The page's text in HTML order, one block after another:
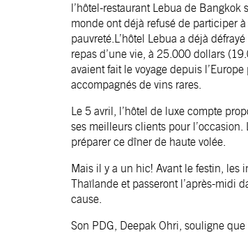
l’hôtel-restaurant Lebua de
monde ont déjà refusé de participer
pauvreté.L’hôtel Lebua a déjà
repas d’une vie, à 25.000 dollars
avaient fait le voyage depuis
accompagnés de vins rares.
Le 5 avril, l’hôtel de luxe compte
ses meilleurs clients pour
préparer ce dîner de haute volée.
Mais il y a un hic! Avant le festin, les
Thaïlande et passeront l’après-midi
cause.
Son PDG, Deepak Ohri, souligne